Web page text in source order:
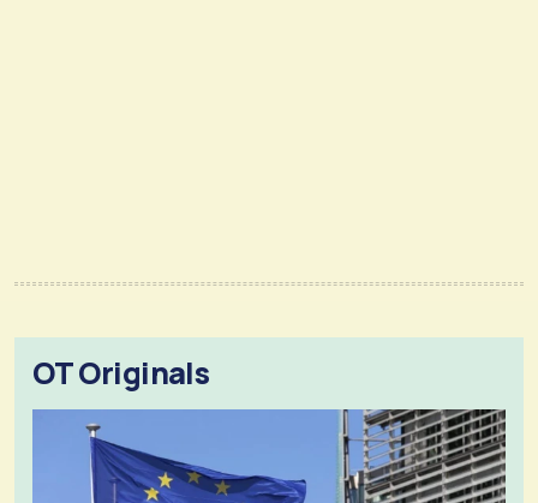
OT Originals